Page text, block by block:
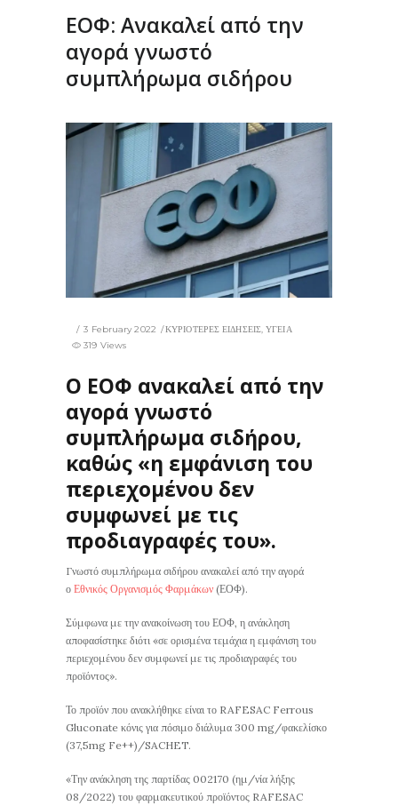
ΕΟΦ: Ανακαλεί από την
αγορά γνωστό
συμπλήρωμα σιδήρου
3 February 2022 ΚΥΡΙΟΤΕΡΕΣ ΕΙΔΗΣΕΙΣ,ΥΓΕΙΑ
319 Views
Ο ΕΟΦ ανακαλεί από την
αγορά γνωστό
συμπλήρωμα σιδήρου,
καθώς «η εμφάνιση του
περιεχομένου δεν
συμφωνεί με τις
προδιαγραφές του».
Γνωστό συμπλήρωμα σιδήρου ανακαλεί από την αγορά
ο Εθνικός Οργανισμός Φαρμάκων (ΕΟΦ).
Σύμφωνα με την ανακοίνωση του ΕΟΦ, η ανάκληση
αποφασίστηκε διότι «σε ορισμένα τεμάχια η εμφάνιση του
περιεχομένου δεν συμφωνεί με τις προδιαγραφές του
προϊόντος».
Το προϊόν που ανακλήθηκε είναι το RAFESAC Ferrous
Gluconate κόνις για πόσιμο διάλυμα 300 mg/φακελίσκο
(37,5mg Fe++)/SACHET.
«Την ανάκληση της παρτίδας 002170 (ημ/νία λήξης
08/2022) του φαρμακευτικού προϊόντος RAFESAC